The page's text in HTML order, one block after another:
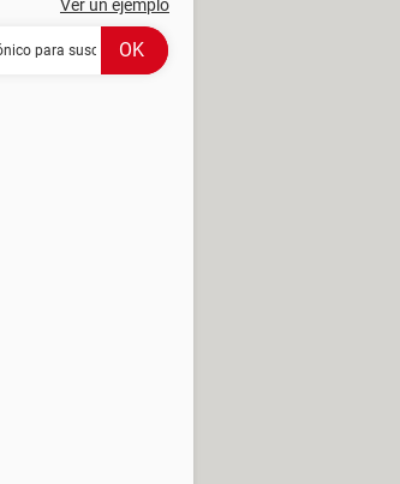
Ver un ejemplo